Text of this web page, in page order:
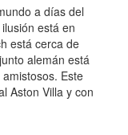
a días del
está en
está cerca de
alemán está
Este
Aston Villa y con